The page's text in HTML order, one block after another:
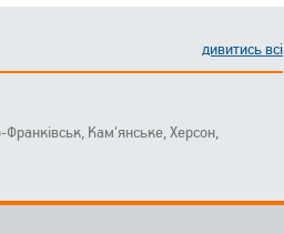
дивитись всі
Франківськ, Кам'янське, Херсон,